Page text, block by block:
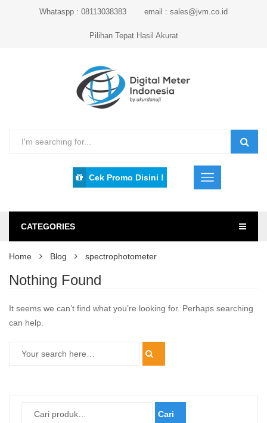
Whataspp : 08113038383 email : sales@jvm.co.id
Pilihan Tepat Hasil Akurat
Cek Promo Disini !
CATEGORIES
Home Blog spectrophotometer
Nothing Found
It seems we can’t find what you’re looking for. Perhaps searching
can help.
Cari